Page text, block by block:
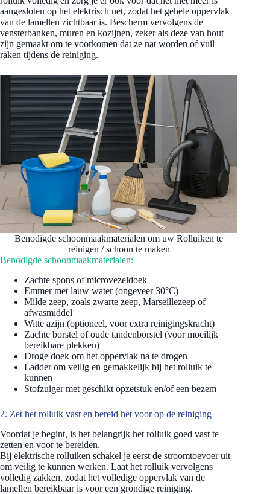
aangesloten op het elektrisch net, zodat het gehele oppervlak
van de lamellen zichtbaar is. Bescherm vervolgens de
vensterbanken, muren en kozijnen, zeker als deze van hout
zijn gemaakt om te voorkomen dat ze nat worden of vuil
raken tijdens de reiniging.
Benodigde schoonmaakmaterialen om uw Rolluiken te
reinigen / schoon te maken
Benodigde schoonmaakmaterialen:
Zachte spons of microvezeldoek
Emmer met lauw water (ongeveer 30°C)
Milde zeep, zoals zwarte zeep, Marseillezeep of
afwasmiddel
Witte azijn (optioneel, voor extra reinigingskracht)
Zachte borstel of oude tandenborstel (voor moeilijk
bereikbare plekken)
Droge doek om het oppervlak na te drogen
Ladder om veilig en gemakkelijk bij het rolluik te
kunnen
Stofzuiger met geschikt opzetstuk en/of een bezem
2. Zet het rolluik vast en bereid het voor op de reiniging
Voordat je begint, is het belangrijk het rolluik goed vast te
zetten en voor te bereiden.
Bij elektrische rolluiken schakel je eerst de stroomtoevoer uit
om veilig te kunnen werken. Laat het rolluik vervolgens
volledig zakken, zodat het volledige oppervlak van de
lamellen bereikbaar is voor een grondige reiniging.